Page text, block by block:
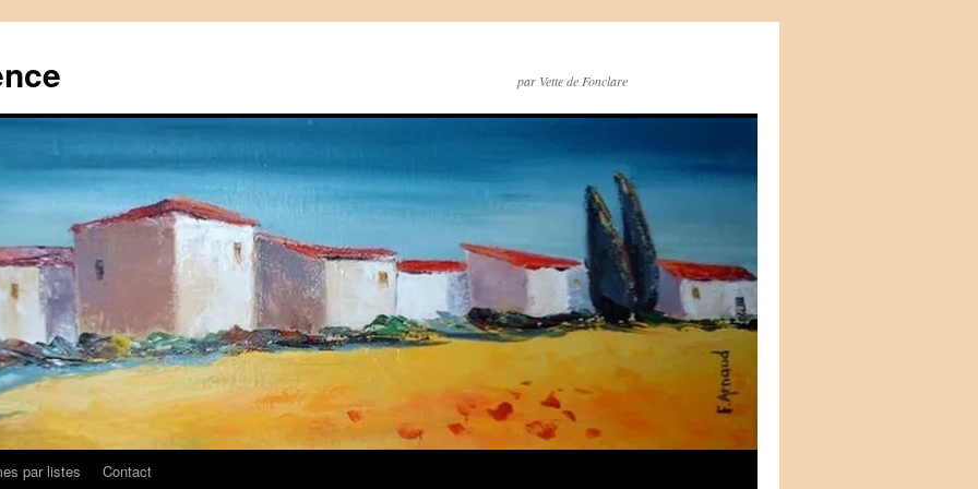
par Vette de Fonclare
par listes Contact